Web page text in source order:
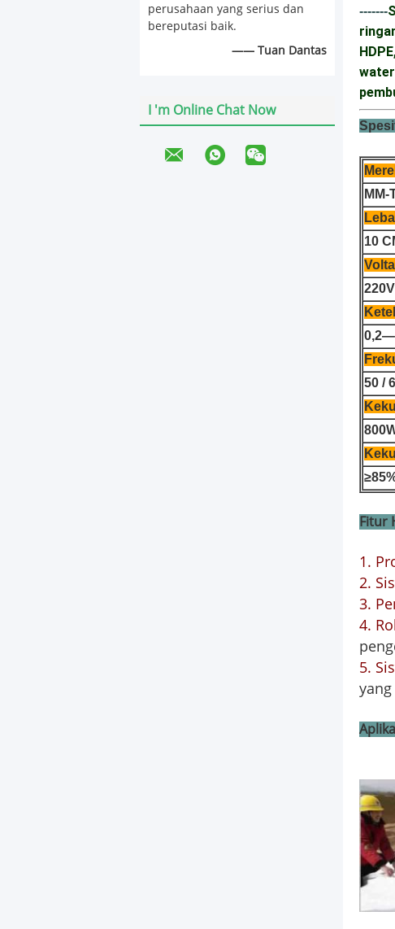
perusahaan yang serius dan
bereputasi baik.
—— Tuan Dantas
I 'm Online Chat Now
-------
MM-
10
50 /
Fitur
1.
2.
3.
4.
5.